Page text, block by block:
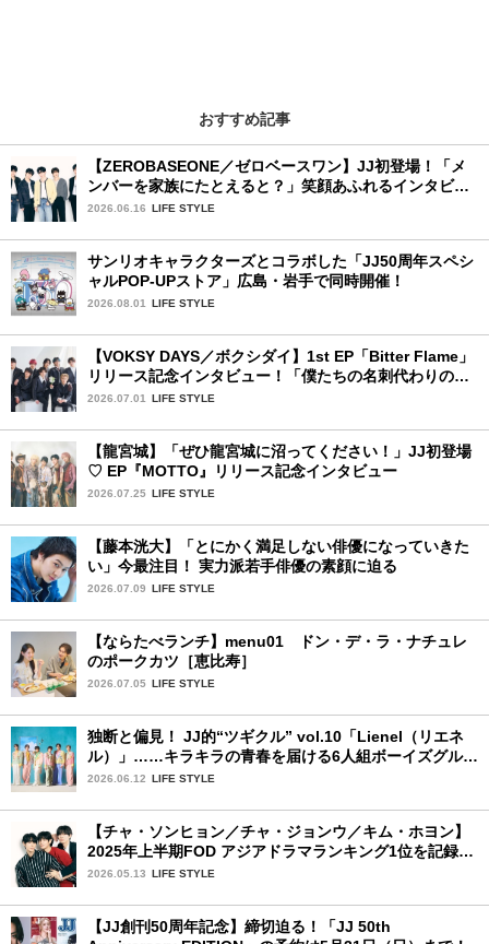
おすすめ記事
【ZEROBASEONE／ゼロベースワン】JJ初登場！「メ
ンバーを家族にたとえると？」笑顔あふれるインタビュ
ー♡
2026.06.16 LIFE STYLE
サンリオキャラクターズとコラボした「JJ50周年スペシ
ャルPOP-UPストア」広島・岩手で同時開催！
2026.08.01 LIFE STYLE
【VOKSY DAYS／ボクシダイ】1st EP「Bitter Flame」
リリース記念インタビュー！「僕たちの名刺代わりのよ
うなアルバム」
2026.07.01 LIFE STYLE
【龍宮城】「ぜひ龍宮城に沼ってください！」JJ初登場
♡ EP『MOTTO』リリース記念インタビュー
2026.07.25 LIFE STYLE
【藤本洸大】「とにかく満足しない俳優になっていきた
い」今最注目！ 実力派若手俳優の素顔に迫る
2026.07.09 LIFE STYLE
【ならたべランチ】menu01 ドン・デ・ラ・ナチュレ
のポークカツ［恵比寿］
2026.07.05 LIFE STYLE
独断と偏見！ JJ的“ツギクル” vol.10「Lienel（リエネ
ル）」……キラキラの青春を届ける6人組ボーイズグルー
プ
2026.06.12 LIFE STYLE
【チャ・ソンヒョン／チャ・ジョンウ／キム・ホヨン】
2025年上半期FOD アジアドラマランキング1位を記録！
韓国BLドラマ「秘密の間柄」出演の3人に来日記念イン
2026.05.13 LIFE STYLE
【JJ創刊50周年記念】締切迫る！「JJ 50th